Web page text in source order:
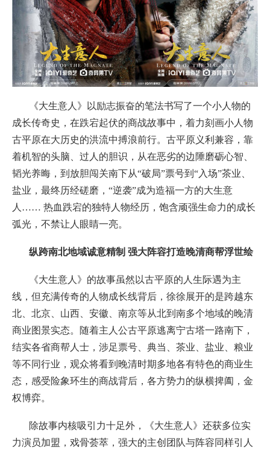
《大生意人》以励志振奋的笔法书写了一个小人物的
成长传奇史，在跌宕起伏的商战故事中，着力刻画小人物
古平原在大历史的洪流中搏浪前行。古平原义利兼容，靠
着机智的头脑、过人的胆识，从在恶劣的边陲磨砺心智、
韬光养晦，到放胆闯关南下从“破局”票号到“入场”茶业、
盐业，最终历经磋磨，“逆袭”成为造福一方的大生意
人…… 热血跌宕的独特人物经历，饱含顽强生命力的成长
弧光，不禁让人眼睛一亮。
纵跨南北地域诚意精制 强大阵容打造晚清商帮浮世绘
《大生意人》的故事虽然以古平原的人生际遇为主
线，但充满传奇的人物成长线背后，徐徐展开的是跨越东
北、北京、山西、安徽、南京等从北到南多个地域的晚清
商业图景实态。随着主人公古平原逃离宁古塔一路南下，
结实各省商帮人士，涉足票号、典当、茶业、盐业、粮业
等不同行业，观众将看到晚清时期多地各有特色的商业生
态，感受险象环生的商战背后，各方势力的纵横捭阖，金
权博弈。
除故事内核吸引力十足外，《大生意人》还获多位实
力演员加盟，戏骨荟萃，强大的主创团队与阵容同样引人